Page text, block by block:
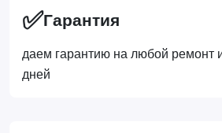
✅Гарантия
даем гарантию на любой ремонт
дней